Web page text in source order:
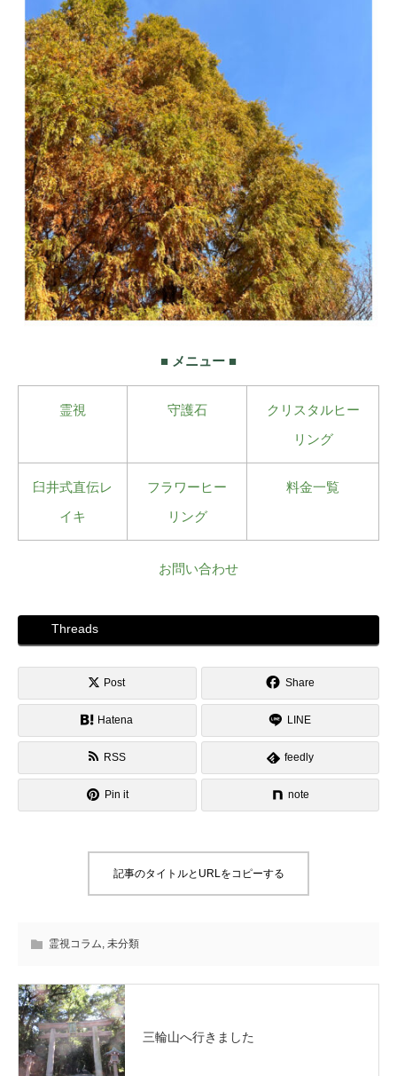
■ メニュー ■
霊視 守護石
クリスタルヒー
リング
臼井式直伝レ
イキ
フラワーヒー
リング
料金一覧
お問い合わせ
Threads
Post Share
Hatena LINE
RSS feedly
Pin it note
記事のタイトルとURLをコピーする
霊視コラム, 未分類
三輪山へ行きました